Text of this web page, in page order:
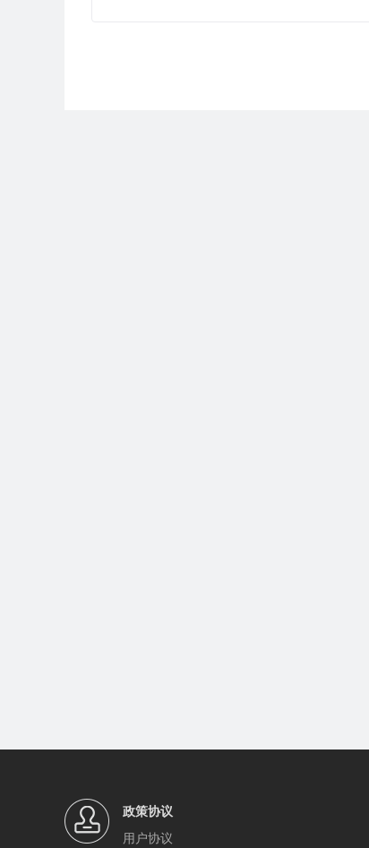
政策协议
用户协议